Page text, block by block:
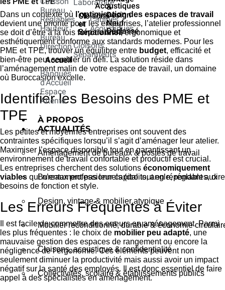
Bureau
Réglables
Hauteur
Bureau
Direction
Accueil
Banques
d'Accueil
Espace
Attente
Laboratoire
Cloisons
et
Séparateurs
Cloisons
Séparateurs
Acoustiques
Cabines
Acoustiques
&
Design
Neuf
Déclassé
À PROPOS
ACTUALITÉS
Aménagement de bureaux & postes de travail
Bureaux professionnels (droits, angle, réglables,
Design, vintage & mobilier atypique
Mobilier reconditionné, durable & économie
Cloisons, acoustique & confidentialité
Collectivités, scolaire & établissements publics
Dans un contexte où l’optimisation des espaces de travail
devient une priorité pour les entreprises, l’atelier professionnel
se doit d’être à la fois fonctionnel, ergonomique et
esthétiquement conforme aux standards modernes. Pour les
PME et TPE, trouver un équilibre entre budget, efficacité et
bien-être peut sembler un défi. La solution réside dans
l’aménagement malin de votre espace de travail, un domaine
où Buroccasion excelle.
Identifier les Besoins des PME et
TPE
Les petites et moyennes entreprises ont souvent des
contraintes spécifiques lorsqu’il s’agit d’aménager leur atelier.
Maximiser l’espace disponible tout en garantissant un
environnement de travail confortable et productif est crucial.
Les entreprises cherchent des solutions économiquement
viables qui n’entament pas leur capital tout en répondant aux
besoins de fonction et style.
Les Erreurs Fréquentes à Éviter
Il est facile de commettre des erreurs en aménagement. Parmi
les plus fréquentes : le choix de mobilier peu adapté, une
mauvaise gestion des espaces de rangement ou encore la
négligence de l’ergonomie. Ces éléments peuvent non
seulement diminuer la productivité mais aussi avoir un impact
négatif sur la santé des employés. Il est donc essentiel de faire
appel à des spécialistes en aménagement.